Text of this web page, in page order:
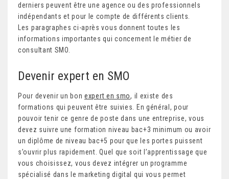
derniers peuvent être une agence ou des professionnels
indépendants et pour le compte de différents clients.
Les paragraphes ci-après vous donnent toutes les
informations importantes qui concernent le métier de
consultant SMO.
Devenir expert en SMO
Pour devenir un bon expert en smo, il existe des
formations qui peuvent être suivies. En général, pour
pouvoir tenir ce genre de poste dans une entreprise, vous
devez suivre une formation niveau bac+3 minimum ou avoir
un diplôme de niveau bac+5 pour que les portes puissent
s’ouvrir plus rapidement. Quel que soit l’apprentissage que
vous choisissez, vous devez intégrer un programme
spécialisé dans le marketing digital qui vous permet